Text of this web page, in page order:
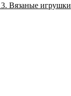
Вязаные игрушки